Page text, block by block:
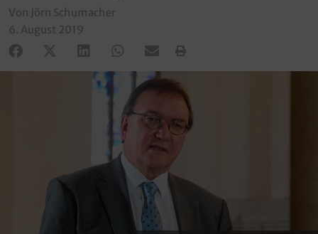
Von Jörn Schumacher
6. August 2019